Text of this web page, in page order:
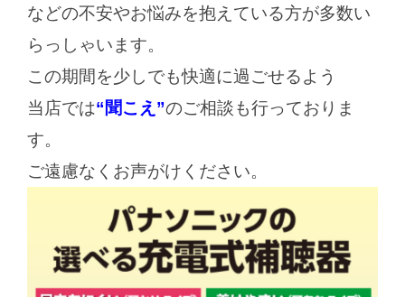
などの不安やお悩みを抱えている方が多数い
らっしゃいます。
この期間を少しでも快適に過ごせるよう
当店では“聞こえ”のご相談も行っておりま
す。
ご遠慮なくお声がけください。